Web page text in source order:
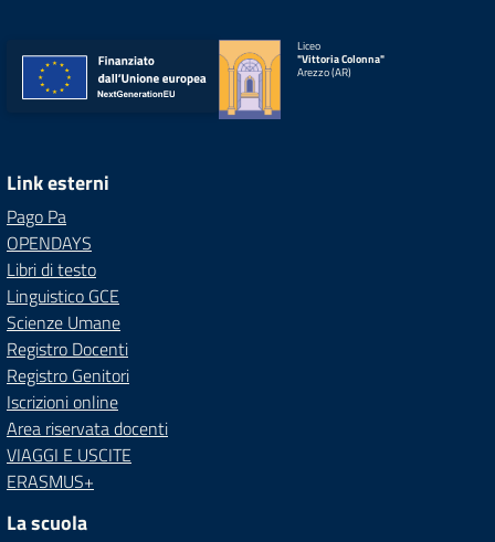
Liceo
"Vittoria Colonna"
Arezzo (AR)
Link esterni
Pago Pa
OPENDAYS
Libri di testo
Linguistico GCE
Scienze Umane
Registro Docenti
Registro Genitori
Iscrizioni online
Area riservata docenti
VIAGGI E USCITE
ERASMUS+
La scuola